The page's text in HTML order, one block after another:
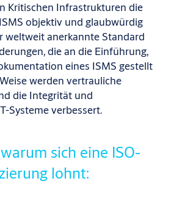
Kritischen Infrastrukturen die
objektiv und glaubwürdig
weltweit anerkannte Standard
die an die Einführung,
eines ISMS gestellt
werden vertrauliche
die Integrität und
Systeme verbessert.
sich eine ISO-
lohnt: